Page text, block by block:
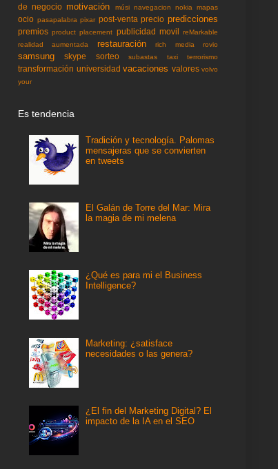
de negocio motivación músi navegacion nokia mapas
ocio pasapalabra pixar post-venta precio predicciones
premios product placement publicidad movil reMarkable
realidad aumentada
restauración rich media rovio
samsung skype sorteo subastas taxi terrorismo
transformación universidad vacaciones valores volvo
your
Es tendencia
Tradición y tecnología. Palomas
mensajeras que se convierten
en tweets
El Galán de Torre del Mar: Mira
la magia de mi melena
¿Qué es para mi el Business
Intelligence?
Marketing: ¿satisface
necesidades o las genera?
¿El fin del Marketing Digital? El
impacto de la IA en el SEO